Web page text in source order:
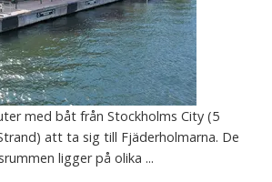
med båt från Stockholms City (5
att ta sig till Fjäderholmarna. De
ligger på olika ...